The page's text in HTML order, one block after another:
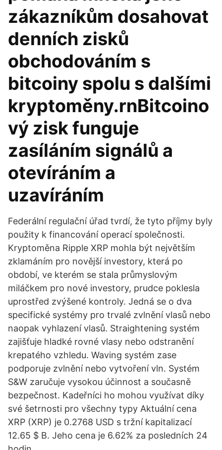
zákazníkům dosahovat
denních zisků
obchodováním s
bitcoiny spolu s dalšími
kryptoměny.rnBitcoino
vý zisk funguje
zasíláním signálů a
otevíráním a
uzavíráním
Federální regulační úřad tvrdí, že tyto příjmy byly
použity k financování operací společnosti.
Kryptoměna Ripple XRP mohla být největším
zklamáním pro novější investory, která po
období, ve kterém se stala průmyslovým
miláčkem pro nové investory, prudce poklesla
uprostřed zvýšené kontroly. Jedná se o dva
specifické systémy pro trvalé zvlnění vlasů nebo
naopak vyhlazení vlasů. Straightening systém
zajišťuje hladké rovné vlasy nebo odstranění
krepatého vzhledu. Waving systém zase
podporuje zvlnění nebo vytvoření vln. Systém
S&W zaručuje vysokou účinnost a současně
bezpečnost. Kadeřníci ho mohou využívat díky
své šetrnosti pro všechny typy Aktuální cena
XRP (XRP) je 0.2768 USD s tržní kapitalizací
12.65 $ B. Jeho cena je 6.62% za posledních 24